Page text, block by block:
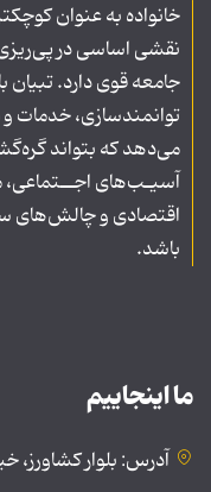
خانواده به عنوان
نقشی اساسی در
جامعه قوی دارد.
توانمندسازی، خدمات و
می‌دهد که بتواند
آسیـب‌های
اقتصادی و چالش‌های
باشد.
ما اینجاییم
آدرس: بلوار